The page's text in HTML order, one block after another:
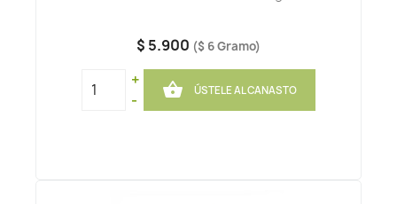
$ 5.900 ($ 6 Gramo)
+
-
 ÚSTELE AL CANASTO